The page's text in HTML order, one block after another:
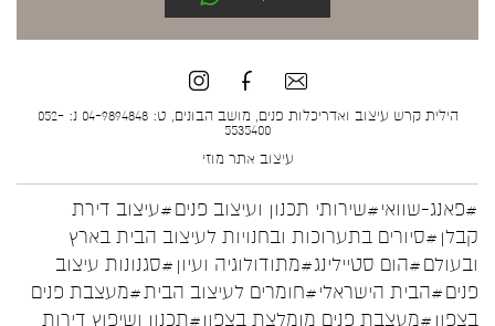
הילית קרש עיצוב ואדריכלות פנים, מושב הבונים, ט: 04-9894848 נ: 052-
5535400
עיצוב אתר מוזי
#פאנג-שוואי#שירותי תכנון ועיצוב פנים#עיצוב דירת
קבלן #סיורים בתערוכות ובחנויות לעיצוב הבית בארץ
ובעולם#הום סטיילינג#מתודולוגיה ועיון #סגנונות עיצוב
פנים#הבית הישראלי#חומרים לעיצוב הבית#מעצבת פנים
בצפון #מעצבת פנים מומלצת בצפון#תכנון ושיפוץ דירות